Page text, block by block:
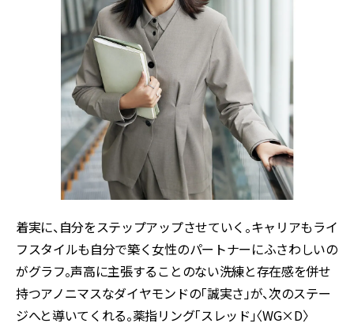
着実に、自分をステップアップさせていく。キャリアもライ
フスタイルも自分で築く女性のパートナーにふさわしいの
がグラフ。声高に主張することのない洗練と存在感を併せ
持つアノニマスなダイヤモンドの「誠実さ」が、次のステー
ジへと導いてくれる。薬指リング「スレッド」〈WG×D〉